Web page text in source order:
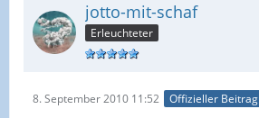
jotto-mit-schaf
Erleuchteter
8. September 2010 11:52 Offizieller Beitrag